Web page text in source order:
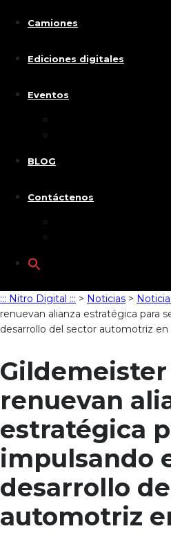
Camiones
Ediciones digitales
Eventos
BLOG
Contáctenos
Search
for:
::: Nitro Digital ::: > Noticias >
renuevan alianza estratégica para
desarrollo del sector automotriz en
renuevan
estratégica
impulsando
desarrollo
automotriz